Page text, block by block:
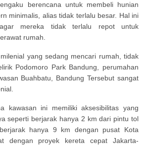
berencana untuk membeli hunian
minimalis, alias tidak terlalu besar. Hal ini
mereka tidak terlalu repot untuk
rumah.
yang sedang mencari rumah, tidak
Podomoro Park Bandung, perumahan
Buahbatu, Bandung Tersebut sangat
kawasan ini memiliki aksesibilitas yang
seperti berjarak hanya 2 km dari pintu tol
hanya 9 km dengan pusat Kota
dengan proyek kereta cepat Jakarta-